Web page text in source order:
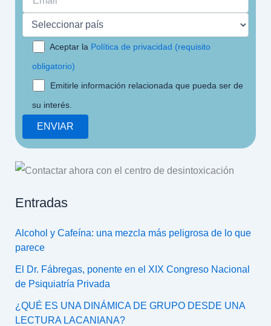
Aceptar la Política de privacidad (requisito
obligatorio)
Emitirle información relacionada que pueda ser de
su interés.
Entradas
Alcohol y Cafeína: una mezcla más peligrosa de lo que
parece
El Dr. Fábregas, ponente en el XIX Congreso Nacional
de Psiquiatría Privada
¿QUÉ ES UNA DINÁMICA DE GRUPO DESDE UNA
LECTURA LACANIANA?